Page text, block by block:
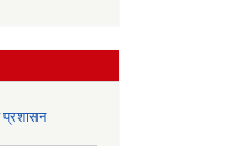
प्रशासन